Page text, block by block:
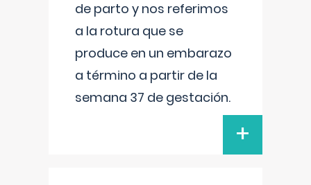
de parto y nos referimos
a la rotura que se
produce en un embarazo
a término a partir de la
semana 37 de gestación.
+